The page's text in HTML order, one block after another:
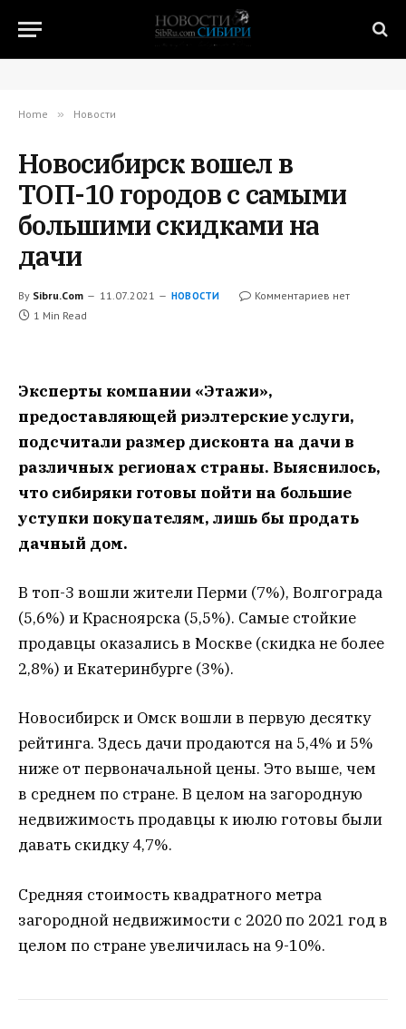
Home » Новости
Новосибирск вошел в
ТОП-10 городов с самыми
большими скидками на
дачи
By Sibru.Com 11.07.2021 НОВОСТИ
Комментариев нет
1 Min Read
Эксперты компании «Этажи»,
предоставляющей риэлтерские услуги,
подсчитали размер дисконта на дачи в
различных регионах страны. Выяснилось,
что сибиряки готовы пойти на большие
уступки покупателям, лишь бы продать
дачный дом.
В топ-3 вошли жители Перми (7%), Волгограда
(5,6%) и Красноярска (5,5%). Самые стойкие
продавцы оказались в Москве (скидка не более
2,8%) и Екатеринбурге (3%).
Новосибирск и Омск вошли в первую десятку
рейтинга. Здесь дачи продаются на 5,4% и 5%
ниже от первоначальной цены. Это выше, чем
в среднем по стране. В целом на загородную
недвижимость продавцы к июлю готовы были
давать скидку 4,7%.
Средняя стоимость квадратного метра
загородной недвижимости с 2020 по 2021 год в
целом по стране увеличилась на 9-10%.